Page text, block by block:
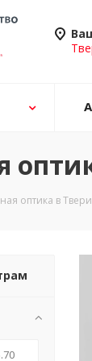
оптика в Твери